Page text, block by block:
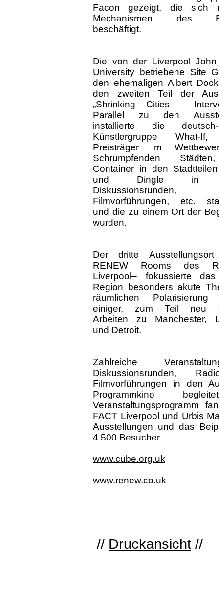
Facon gezeigt, die sich
Mechanismen des
beschäftigt.
Die von der Liverpool John
University betriebene Site
den ehemaligen Albert
den zweiten Teil der
„Shrinking Cities -
Parallel zu den
installierte die deutsch-
Künstlergruppe What-If,
Preisträger im
Schrumpfenden
Container in den
und Dingle in
Diskussionsrunden,
Filmvorführungen, etc.
und die zu einem Ort der
wurden.
Der dritte
RENEW Rooms des
Liverpool– fokussierte
Region besonders akute
räumlichen Polarisierung
einiger, zum Teil neu
Arbeiten zu Manchester,
und Detroit.
Zahlreiche
Diskussionsrunden,
Filmvorführungen in den
Programmkino
Veranstaltungsprogramm
FACT Liverpool und Urbis
Ausstellungen und das
4.500 Besucher.
www.cube.org.uk
www.renew.co.uk
// Druckansicht //